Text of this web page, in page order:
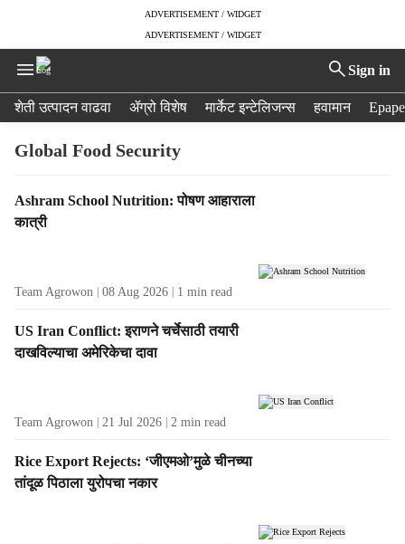
ADVERTISEMENT / WIDGET
ADVERTISEMENT / WIDGET
Sign in
e
शेती उत्पादन वाढवा ॲग्रो विशेष मार्केट इन्टेलिजन्स हवामान
Global Food Security
T
a
s
l
t
Ashram School Nutrition: पोषण आहाराला
कात्री
Team Agrowon 08 Aug 2026 1 min read
US Iran Conflict: इराणने चर्चेसाठी तयारी
दाखविल्याचा अमेरिकेचा दावा
Team Agrowon 21 Jul 2026 2 min read
Rice Export Rejects: ‘जीएमओ’मुळे चीनच्या
तांदूळ पिठाला युरोपचा नकार